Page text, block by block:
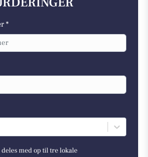
*
med op til tre lokale